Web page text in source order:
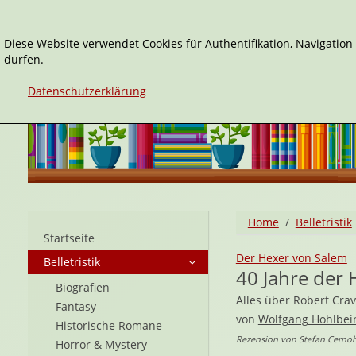
Home Belletristik
Der Hexer von Salem
40 Jahre der
Alles über Robert
von Wolfgang
Rezension von Stefan
Startseite
Belletristik
Biografien
Fantasy
Historische Romane
Horror & Mystery
Diese Website verwendet Cookies für Authentifikation,
dürfen.
Datenschutzerklärung